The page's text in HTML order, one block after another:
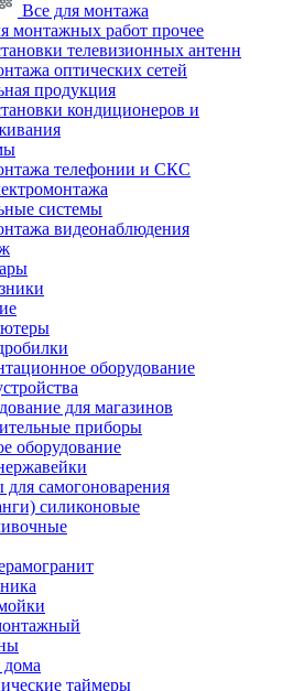
Все для монтажа
монтажных работ прочее
телевизионных антенн
оптических сетей
продукция
кондиционеров и
телефонии и СКС
системы
видеонаблюдения
оборудование
для магазинов
приборы
оборудование
самогоноварения
силиконовые
дома
таймеры